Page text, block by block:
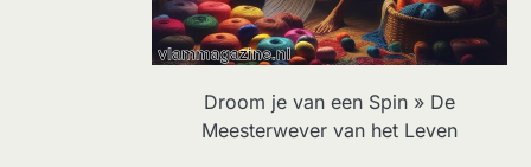
Droom je van een Spin » De
Meesterwever van het Leven